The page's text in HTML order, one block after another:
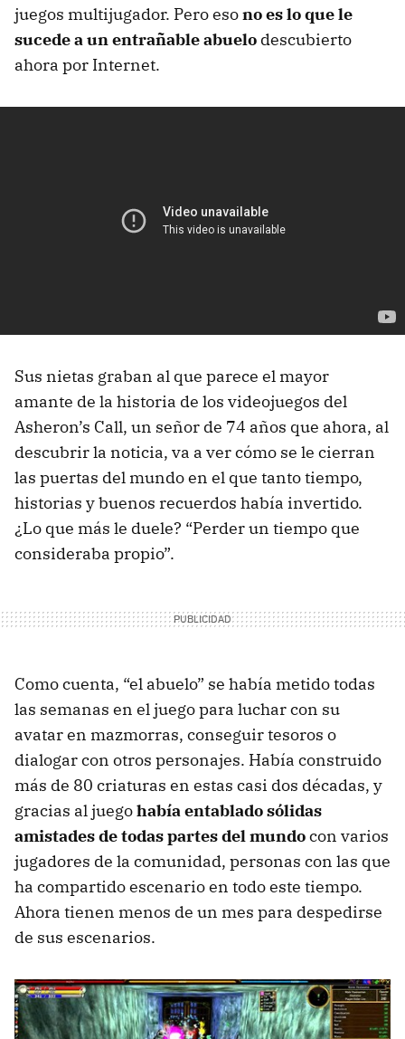
juegos multijugador. Pero esono es lo que le
sucede a un entrañable abuelo descubierto
ahora por Internet.
Sus nietas graban al que parece el mayor
amante de la historia de los videojuegos del
Asheron’s Call, un señor de 74 años que ahora, al
descubrir la noticia, va a ver cómo se le cierran
las puertas del mundo en el que tanto tiempo,
historias y buenos recuerdos había invertido.
¿Lo que más le duele? “Perder un tiempo que
consideraba propio”.
Como cuenta, “el abuelo” se había metido todas
las semanas en el juego para luchar con su
avatar en mazmorras, conseguir tesoros o
dialogar con otros personajes. Había construido
más de 80 criaturas en estas casi dos décadas, y
gracias al juegohabía entablado sólidas
amistades de todas partes del mundocon varios
jugadores de la comunidad, personas con las que
ha compartido escenario en todo este tiempo.
Ahora tienen menos de un mes para despedirse
de sus escenarios.